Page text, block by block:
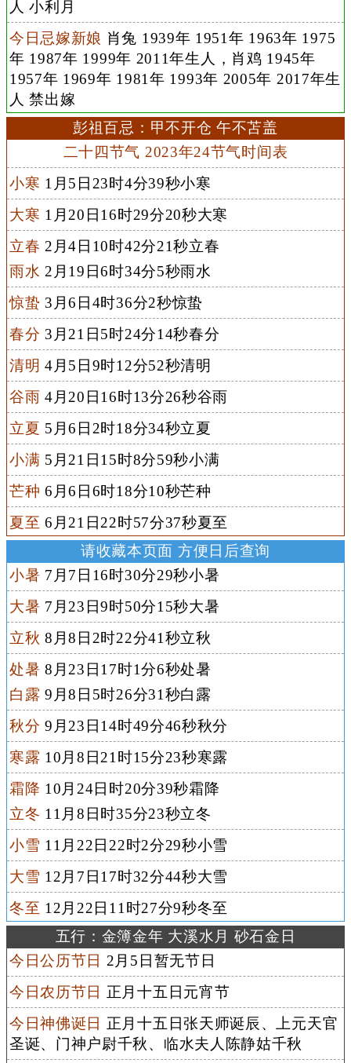
人 小利月
今日忌嫁新娘 肖兔 1939年 1951年 1963年 1975
年 1987年 1999年 2011年生人，肖鸡 1945年
1957年 1969年 1981年 1993年 2005年 2017年生
人 禁出嫁
彭祖百忌：甲不开仓 午不苫盖
二十四节气 2023年24节气时间表
小寒 1月5日23时4分39秒小寒
大寒 1月20日16时29分20秒大寒
立春 2月4日10时42分21秒立春
雨水 2月19日6时34分5秒雨水
惊蛰 3月6日4时36分2秒惊蛰
春分 3月21日5时24分14秒春分
清明 4月5日9时12分52秒清明
谷雨 4月20日16时13分26秒谷雨
立夏 5月6日2时18分34秒立夏
小满 5月21日15时8分59秒小满
芒种 6月6日6时18分10秒芒种
夏至 6月21日22时57分37秒夏至
请收藏本页面 方便日后查询
小暑 7月7日16时30分29秒小暑
大暑 7月23日9时50分15秒大暑
立秋 8月8日2时22分41秒立秋
处暑 8月23日17时1分6秒处暑
白露 9月8日5时26分31秒白露
秋分 9月23日14时49分46秒秋分
寒露 10月8日21时15分23秒寒露
霜降 10月24日时20分39秒霜降
立冬 11月8日时35分23秒立冬
小雪 11月22日22时2分29秒小雪
大雪 12月7日17时32分44秒大雪
冬至 12月22日11时27分9秒冬至
五行：金簿金年 大溪水月 砂石金日
今日公历节日 2月5日暂无节日
今日农历节日 正月十五日元宵节
今日神佛诞日 正月十五日张天师诞辰、上元天官
圣诞、门神户尉千秋、临水夫人陈静姑千秋